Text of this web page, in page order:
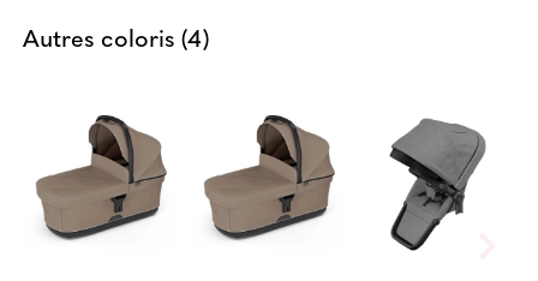
Autres coloris (4)